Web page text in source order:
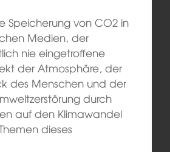
Speicherung von CO2 in
Medien, der
nie eingetroffene
der Atmosphäre, der
des Menschen und der
durch
auf den Klimawandel
dieses